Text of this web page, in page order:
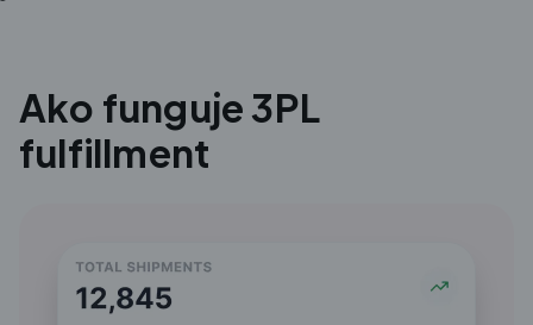
Ako funguje 3PL
fulfillment